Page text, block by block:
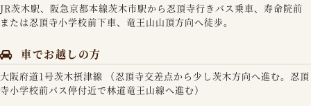
JR茨木駅、阪急京都本線茨木市駅から忍頂寺行きバス乗車、寿命院前
または忍頂寺小学校前下車、竜王山山頂方向へ徒歩。
車でお越しの方
大阪府道1号茨木摂津線 （忍頂寺交差点から少し茨木方向へ進む。忍頂
寺小学校前バス停付近で林道竜王山線へ進む）